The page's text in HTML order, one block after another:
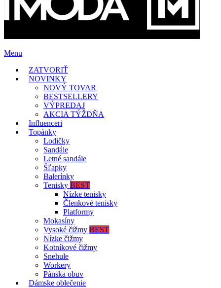
Menu
ZATVORIŤ
NOVINKY
NOVÝ TOVAR
BESTSELLERY
VÝPREDAJ
AKCIA TÝŽDŇA
Influenceri
Topánky
Lodičky
Sandále
Letné sandále
Šľapky
Balerínky
Tenisky BEST
Nízke tenisky
Členkové tenisky
Platformy
Mokasíny
Vysoké čižmy BEST
Nízke čižmy
Kotníkové čižmy
Snehule
Workery
Pánska obuv
Dámske oblečenie